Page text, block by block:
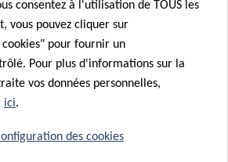
message, vous acceptez
consentez à l'utilisation de TOUS les
vous pouvez cliquer sur
pour fournir un
Pour plus d'informations sur la
vos données personnelles,
ici.
des cookies